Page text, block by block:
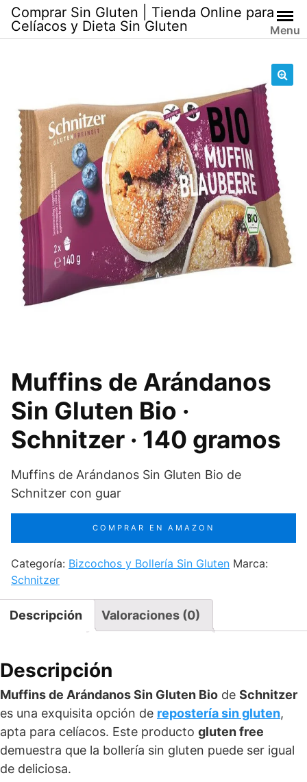
Skip
content
Comprar Sin Gluten | Tienda Online para
Celíacos y Dieta Sin Gluten
Menu
Muffins de Arándanos
Sin Gluten Bio ·
Schnitzer · 140 gramos
Muffins de Arándanos Sin Gluten Bio de
Schnitzer con guar
COMPRAR EN AMAZON
Categoría: Bizcochos y Bollería Sin Gluten Marca:
Schnitzer
Descripción Valoraciones (0)
Descripción
Muffins de Arándanos Sin Gluten Bio de Schnitzer
es una exquisita opción de repostería sin gluten,
apta para celíacos. Este producto gluten free
demuestra que la bollería sin gluten puede ser igual
de deliciosa.